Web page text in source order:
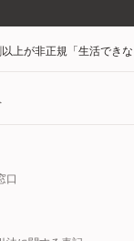
上が非正規「生活でき
口